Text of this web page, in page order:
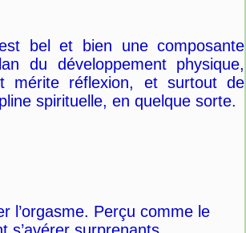
bel et bien une composante
du développement physique,
mérite réflexion, et surtout de
spirituelle, en quelque sorte.
l’orgasme. Perçu comme le